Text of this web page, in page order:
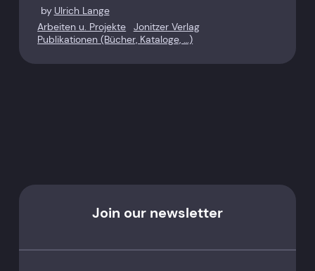
by Ulrich Lange
Arbeiten u. Projekte
Jonitzer Verlag
Publikationen (Bücher, Kataloge, …)
Join our newsletter